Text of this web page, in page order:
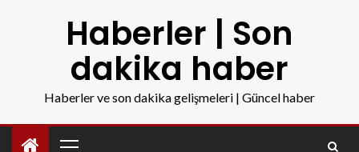
Haberler | Son
dakika haber
Haberler ve son dakika gelişmeleri | Güncel haber